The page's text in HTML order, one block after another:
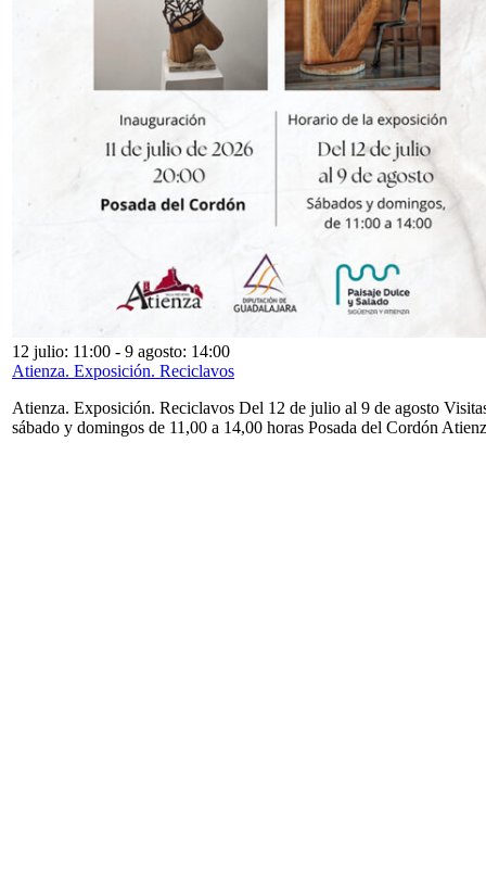
12 julio: 11:00 - 9 agosto: 14:00
Atienza. Exposición. Reciclavos
Atienza. Exposición. Reciclavos Del 12 de julio al 9 de agosto
sábado y domingos de 11,00 a 14,00 horas Posada del Cordón